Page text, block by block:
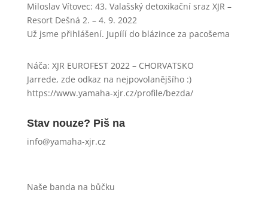
Miloslav Vítovec: 43. Valašský detoxikační sraz XJR –
Resort Dešná 2. – 4. 9. 2022
Už jsme přihlášení. Jupííí do blázince za pacošema
Náča: XJR EUROFEST 2022 – CHORVATSKO
Jarrede, zde odkaz na nejpovolanějšího :)
https://www.yamaha-xjr.cz/profile/bezda/
Stav nouze? Piš na
info@yamaha-xjr.cz
Naše banda na bůčku